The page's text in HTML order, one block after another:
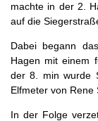
machte in der 2.
auf die
Dabei begann
Hagen mit einem
der 8. min wurde
Elfmeter von Rene
In der Folge